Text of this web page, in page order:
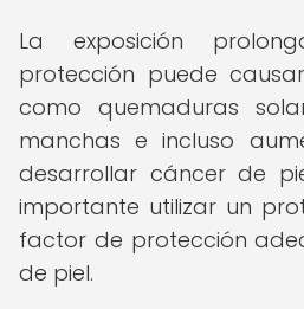
La exposición
protección puede
como quemaduras
manchas e incluso
desarrollar cáncer de
importante utilizar un
factor de protección
de piel.